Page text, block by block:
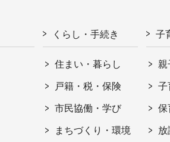
くらし・手続き
住まい・暮らし
戸籍・税・保険
市民協働・学び
まちづくり・環境
子
親
子
保
放